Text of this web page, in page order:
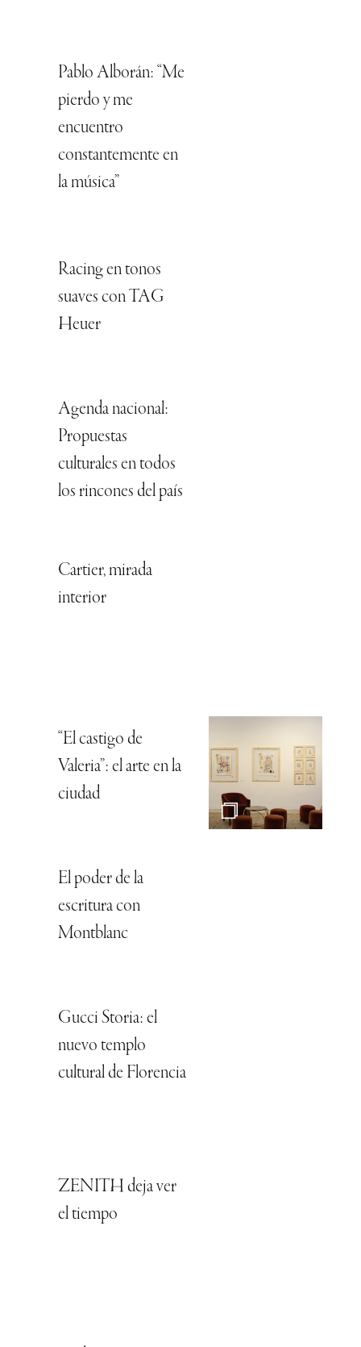
Pablo Alborán: “Me
pierdo y me
encuentro
constantemente en
la música”
Racing en tonos
suaves con TAG
Heuer
Agenda nacional:
Propuestas
culturales en todos
los rincones del país
Cartier, mirada
interior
“El castigo de
Valeria”: el arte en la
ciudad
El poder de la
escritura con
Montblanc
Gucci Storia: el
nuevo templo
cultural de Florencia
ZENITH deja ver
el tiempo